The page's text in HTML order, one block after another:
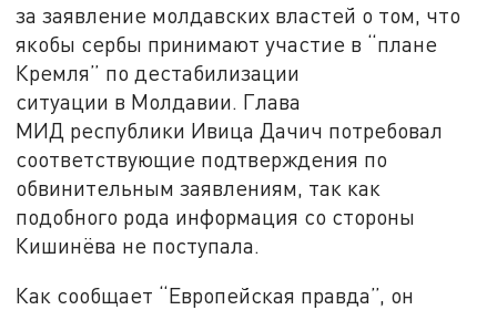
за заявление молдавских властей о том, что
якобы сербы принимают участие в “плане
Кремля” по дестабилизации
ситуации в Молдавии. Глава
МИД республики Ивица Дачич потребовал
соответствующие подтверждения по
обвинительным заявлениям, так как
подобного рода информация со стороны
Кишинёва не поступала.
Как сообщает “Европейская правда”, он